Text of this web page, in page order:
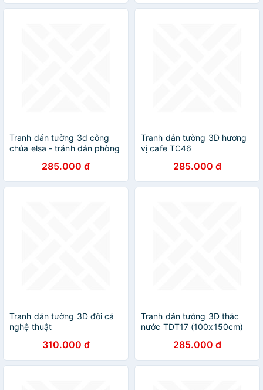
Tranh dán tường 3d công
chúa elsa - tránh dán phòng
non TB25285.000 đ
Tranh dán tường 3D hương
vị cafe TC46
285.000 đ
Tranh dán tường 3D đôi cá
nghệ thuật
310.000 đ
Tranh dán tường 3D thác
nước TDT17 (100x150cm)
285.000 đ